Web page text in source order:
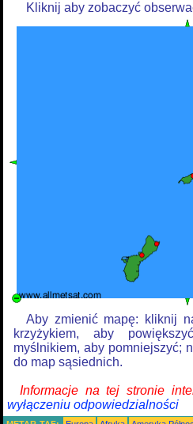
Kliknij aby zobaczyć
Aby zmienić mapę: kliknij
krzyżykiem, aby
myślnikiem, aby pomniejszyć;
do map sąsiednich.
Informacje na tej stronie
wyłączeniu odpowiedzialności